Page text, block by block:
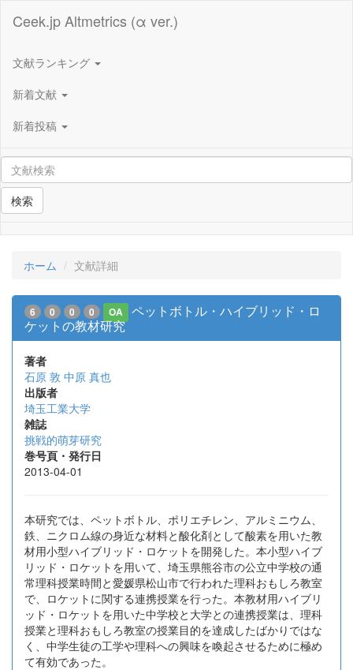
Ceek.jp Altmetrics (α ver.)
文献ランキング
新着文献
新着投稿
検索
ホーム 文献詳細
6 0 0 0 OA
ペットボトル・ハイブリッド・ロ
ケットの教材研究
著者
石原 敦 中原 真也
出版者
埼玉工業大学
雑誌
挑戦的萌芽研究
巻号頁・発行日
2013-04-01
本研究では、ペットボトル、ポリエチレン、アルミニウム、
鉄、ニクロム線の身近な材料と酸化剤として酸素を用いた教
材用小型ハイブリッド・ロケットを開発した。本小型ハイブ
リッド・ロケットを用いて、埼玉県熊谷市の公立中学校の通
常理科授業時間と愛媛県松山市で行われた理科おもしろ教室
で、ロケットに関する連携授業を行った。本教材用ハイブリ
ッド・ロケットを用いた中学校と大学との連携授業は、理科
授業と理科おもしろ教室の授業目的を達成したばかりではな
く、中学生徒の工学や理科への興味を喚起させるために極め
て有効であった。